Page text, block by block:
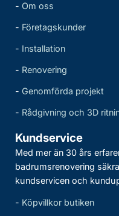
- Om oss
- Företagskunder
- Installation
- Renovering
- Genomförda projekt
- Rådgivning och 3D
Kundservice
Med mer än 30 års
badrumsrenovering
kundservicen och
- Köpvillkor butiken